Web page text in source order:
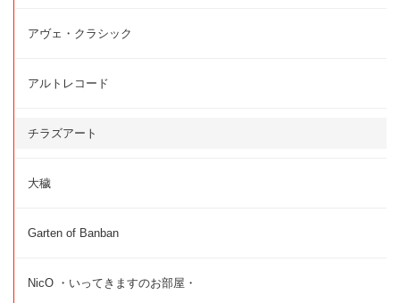
アヴェ・クラシック
アルトレコード
チラズアート
大穢
Garten of Banban
NicO ・いってきますのお部屋・